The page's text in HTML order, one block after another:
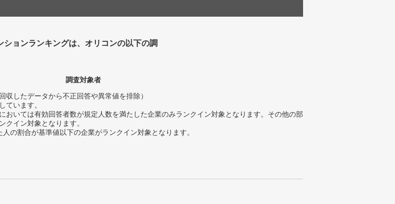
ョンランキングは、オリコンの以下の調
調査対象者
したデータから不正回答や異常値を排除）
ています。
いては有効回答者数が規定人数を満たした企業のみランクイン対象となります。その他の部
クイン対象となります。
の割合が基準値以下の企業がランクイン対象となります。